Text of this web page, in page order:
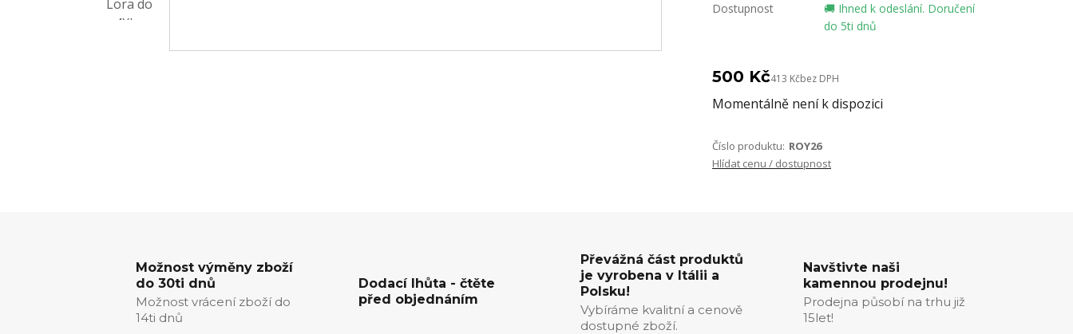
Dostupnost
🚚 Ihned k odeslání. Doručení
do 5ti dnů
500 Kč413 Kčbez DPH
Momentálně není k dispozici
Číslo produktu: ROY26
Hlídat cenu / dostupnost
Možnost výměny zboží
do 30ti dnů
Možnost vrácení zboží do
14ti dnů
Dodací lhůta - čtěte
před objednáním
Převážná část produktů
je vyrobena v Itálii a
Polsku!
Vybíráme kvalitní a cenově
dostupné zboží.
Navštivte naši
kamennou prodejnu!
Prodejna působí na trhu již
15let!